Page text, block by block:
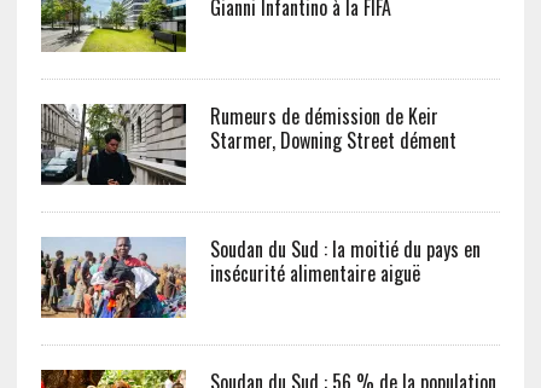
Gianni Infantino à la FIFA
Rumeurs de démission de Keir
Starmer, Downing Street dément
Soudan du Sud : la moitié du pays en
insécurité alimentaire aiguë
Soudan du Sud : 56 % de la population